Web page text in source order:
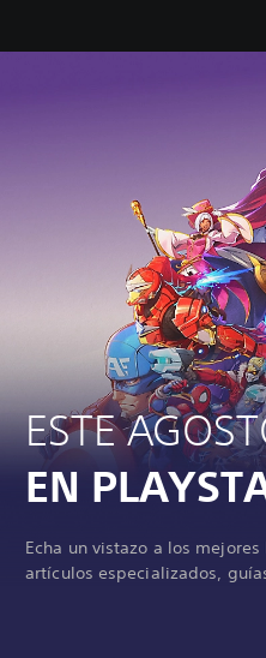
ESTE
EN
Echa un vistazo a los
artículos especializados,